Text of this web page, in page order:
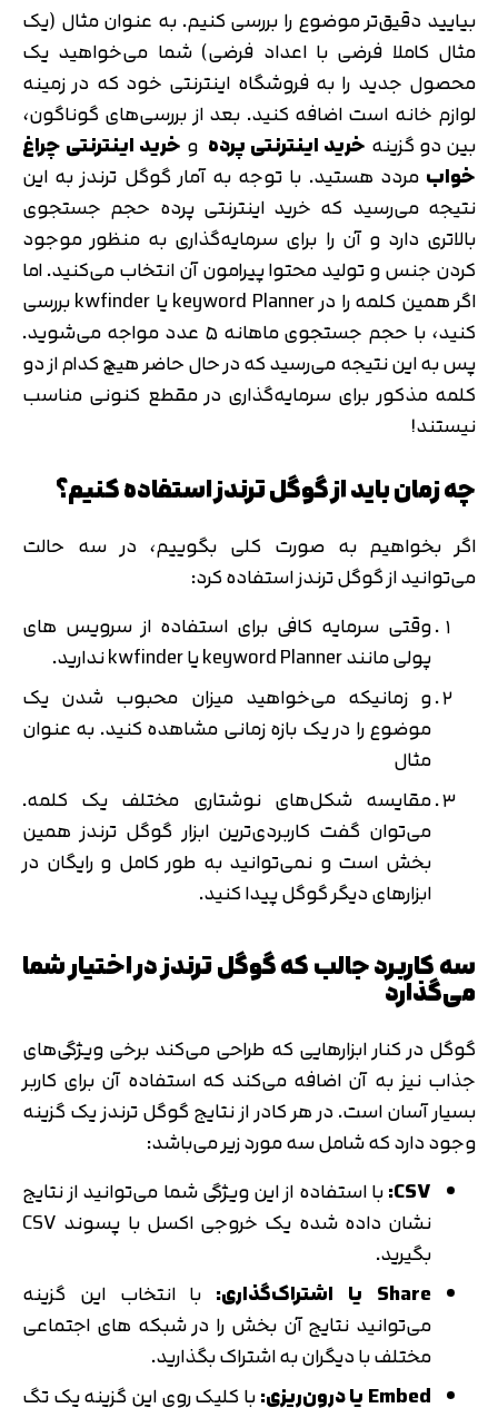
بیایید دقیق‌تر موضوع را بررسی کنیم. به عنوان مثال (یک
مثال کاملا فرضی با اعداد فرضی) شما می‌خواهید یک
محصول جدید را به فروشگاه اینترنتی خود که در زمینه
لوازم خانه است اضافه کنید. بعد از بررسی‌های گوناگون،
بین دو گزینه خرید اینترنتی پرده و خرید اینترنتی چراغ
خواب مردد هستید. با توجه به آمار گوگل ترندز به این
نتیجه می‌رسید که خرید اینترنتی پرده حجم جستجوی
بالاتری دارد و آن‌ را برای سرمایه‌گذاری به منظور موجود
کردن جنس و تولید محتوا پیرامون آن انتخاب می‌کنید. اما
اگر همین کلمه را در keyword Planner یا kwfinder بررسی
کنید، با حجم جستجوی ماهانه ۵ عدد مواجه می‌شوید.
پس به این نتیجه می‌رسید که در حال حاضر هیچ کدام از دو
کلمه مذکور برای سرمایه‌گذاری در مقطع کنونی مناسب
نیستند!
چه زمان باید از گوگل ترندز استفاده کنیم؟
اگر بخواهیم به صورت کلی بگوییم، در سه حالت
می‌توانید از گوگل ترندز استفاده کرد:
وقتی سرمایه کافی برای استفاده از سرویس های
پولی مانند keyword Planner یا kwfinder ندارید.
و زمانیکه می‌خواهید میزان محبوب شدن یک
موضوع را در یک بازه زمانی مشاهده کنید. به عنوان
مثال
مقایسه شکل‌های نوشتاری مختلف یک کلمه.
می‌توان گفت کاربردی‌ترین ابزار گوگل ترندز همین
بخش است و نمی‌توانید به طور کامل و رایگان در
ابزارهای دیگر گوگل پیدا کنید.
سه کاربرد جالب که گوگل ترندز در اختیار شما
می‌گذارد
گوگل در کنار ابزارهایی که طراحی می‌کند برخی ویژگی‌های
جذاب نیز به آن اضافه می‌کند که استفاده آن برای کاربر
بسیار آسان است. در هر کادر از نتایج گوگل ترندز یک گزینه
وجود دارد که شامل سه مورد زیر می‌باشد:
CSV: با استفاده از این ویژگی شما می‌توانید از نتایج
نشان داده شده یک خروجی اکسل با پسوند CSV
بگیرید.
Share یا اشتراک‌گذاری: با انتخاب این گزینه
می‌توانید نتایج آن بخش را در شبکه های اجتماعی
مختلف با دیگران به اشتراک‌ بگذارید.
Embed یا درون‌ریزی:
با کلیک روی این گزینه یک تگ